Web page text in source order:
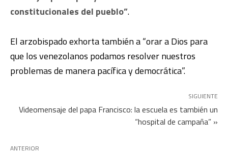
constitucionales del pueblo”.
El arzobispado exhorta también a “orar a Dios para
que los venezolanos podamos resolver nuestros
problemas de manera pacífica y democrática”.
SIGUIENTE
Videomensaje del papa Francisco: la escuela es también un
“hospital de campaña” »
ANTERIOR